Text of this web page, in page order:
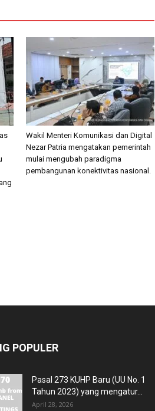
Wakil Menteri Komunikasi dan Digital
Nezar Patria mengatakan pemerintah
mulai mengubah paradigma
pembangunan konektivitas nasional.
POPULER
Pasal 273 KUHP Baru (UU No. 1
Tahun 2023) yang mengatur...
April 28, 2026